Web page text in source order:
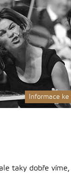
Informace
taky dobře